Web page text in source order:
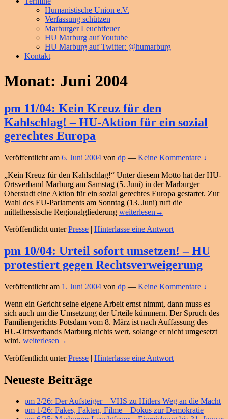
Humanistische Union e.V.
Verfassung schützen
Marburger Leuchtfeuer
HU Marburg auf Youtube
HU Marburg auf Twitter: @humarburg
Kontakt
Monat: Juni 2004
pm 11/04: Kein Kreuz für den
Kahlschlag! – HU-Aktion für ein sozial
gerechtes Europa
Veröffentlicht am 6. Juni 2004 von dp — Keine Kommentare ↓
„Kein Kreuz für den Kahlschlag!“ Unter diesem Motto hat der HU-
Ortsverband Marburg am Samstag (5. Juni) in der Marburger
Oberstadt eine Aktion für ein sozial gerechtes Europa gestartet. Zur
Wahl des EU-Parlaments am Sonntag (13. Juni) ruft die
mittelhessische Regionalgliederung pm
Kein
für
den
Kahlschlag!
HU-
für
ein
sozial
gerechtes
weiterlesen →
Veröffentlicht unter Presse | Hinterlasse eine Antwort
pm 10/04: Urteil sofort umsetzen! – HU
protestiert gegen Rechtsverweigerung
Veröffentlicht am 1. Juni 2004 von dp — Keine Kommentare ↓
Wenn ein Gericht seine eigene Arbeit ernst nimmt, dann muss es
sich auch um die Umsetzung der Urteile kümmern. Der Spruch des
Familiengerichts Potsdam vom 8. März ist nach Auffassung des
HU-Ortsverbands Marburg nichts wert, solange er nicht umgesetzt
wird. pm
Urteil
umsetzen!
–
protestiert
gegen
weiterlesen →
Veröffentlicht unter Presse | Hinterlasse eine Antwort
Primärer
Widget-
Neueste Beiträge
pm 2/26: Der Aufsteiger – VHS zu Hitlers Weg an die Macht
pm 1/26: Fakes, Fakten, Filme – Dokus zur Demokratie